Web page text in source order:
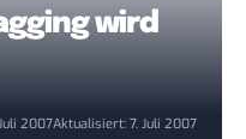
wird
2007Aktualisiert: 7. Juli 2007